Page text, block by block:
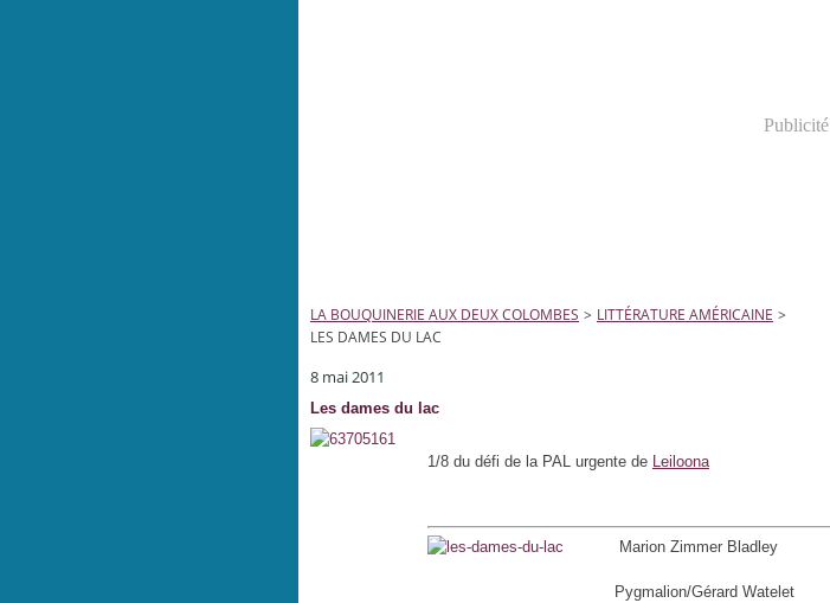
Publicité
LA BOUQUINERIE AUX DEUX COLOMBES > LITTÉRATURE AMÉRICAINE >
LES DAMES DU LAC
8 mai 2011
Les dames du lac
1/8 du défi de la PAL urgente de Leiloona
Marion Zimmer Bladley
Pygmalion/Gérard Watelet